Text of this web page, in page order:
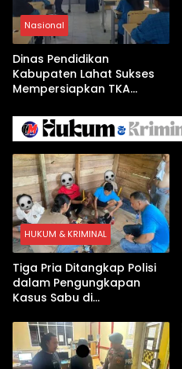
Nasional
Dinas Pendidikan
Kabupaten Lahat Sukses
Mempersiapkan TKA
Pembekalan Latihan Soal
Tanpa Internet
HUKUM & KRIMINAL
Tiga Pria Ditangkap Polisi
dalam Pengungkapan
Kasus Sabu di
Digital hingga Bong Disita